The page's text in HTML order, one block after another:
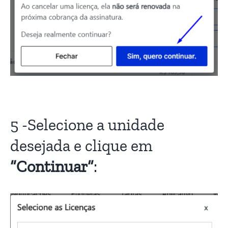
5 -Selecione a unidade
desejada e clique em
“Continuar”: